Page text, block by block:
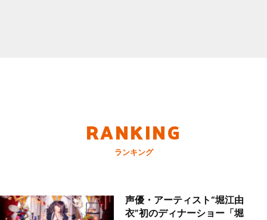
RANKING
ランキング
声優・アーティスト“堀江由
衣”初のディナーショー「堀